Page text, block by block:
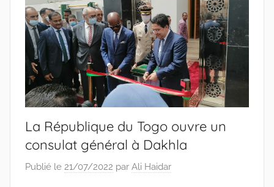
La République du Togo ouvre un
consulat général à Dakhla
Publié le 21/07/2022 par Ali Haidar